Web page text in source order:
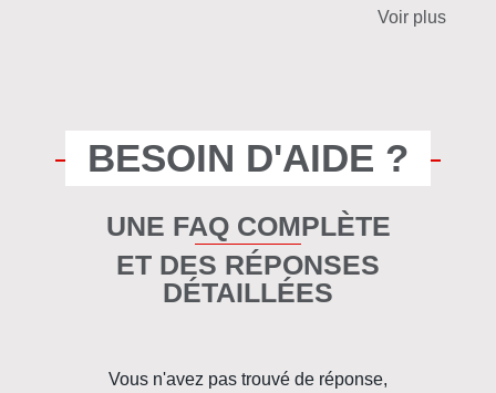
Voir plus
BESOIN D'AIDE ?
UNE FAQ COMPLÈTE
ET DES RÉPONSES
DÉTAILLÉES
Vous n'avez pas trouvé de réponse,